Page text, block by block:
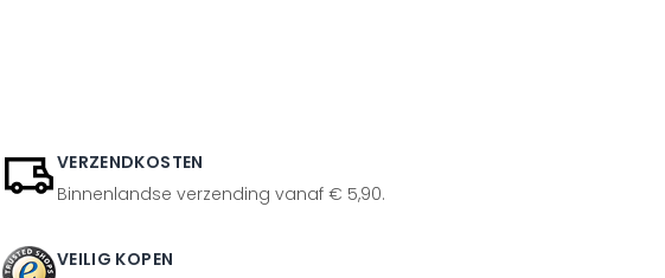
VERZENDKOSTEN
Binnenlandse verzending vanaf € 5,90.
VEILIG KOPEN